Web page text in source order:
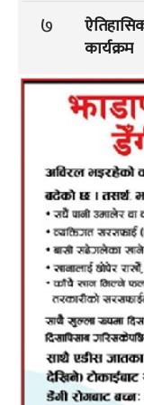
७
कार्यक्रम